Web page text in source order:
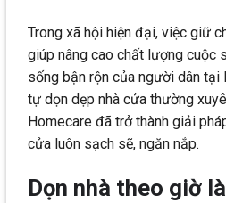
Trong xã hội hiện đại, việc giữ
giúp nâng cao chất lượng cuộc
sống bận rộn của người dân
tự dọn dẹp nhà cửa thường
Homecare đã trở thành giải
cửa luôn sạch sẽ, ngăn nắp.
Dọn nhà theo giờ